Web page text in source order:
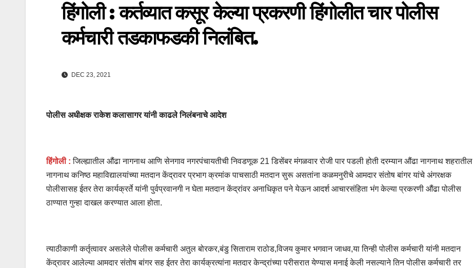
हिंगोली : कर्तव्यात कसूर केल्या प्रकरणी हिंगोलीत चार पोलीस
कर्मचारी तडकाफडकी निलंबित.
DEC 23, 2021
पोलीस अधीक्षक राकेश कलासागर यांनी काढले निलंबनाचे आदेश
हिंगोली :जिल्ह्यातील औंढा नागनाथ आणि सेनगाव नगरपंचायतीची निवडणूक 21 डिसेंबर मंगळवार रोजी पार पडली होती दरम्यान औंढा नागनाथ शहरातील
नागनाथ कनिष्ठ महाविद्यालयांच्या मतदान केंद्रावर प्रभाग क्रमांक पाचसाठी मतदान सुरू असतांना कळमनुरीचे आमदार संतोष बांगर यांचे अंगरक्षक
पोलीसासह ईतर तेरा कार्यक्रर्ते यांनी पुर्वप्रवानगी न घेता मतदान केंद्रांवर अनाधिकृत पने येऊन आदर्श आचारसंहिता भंग केल्या प्रकरणी औंढा पोलीस
ठाण्यात गुन्हा दाखल करण्यात आला होता.
त्याठीकाणी कर्तृत्वावर असलेले पोलीस कर्मचारी अतुल बोरकर,बंडु सिताराम राठोड,विजय कुमार भगवान जाधव,या तिन्ही पोलीस कर्मचारी यांनी मतदान
केंद्रावर आलेल्या आमदार संतोष बांगर सह ईतर तेरा कार्यक्रत्यांना मतदार केन्द्रांच्या परीसरात येण्यास मनाई केली नसल्याने तिन पोलीस कर्मचारी तर